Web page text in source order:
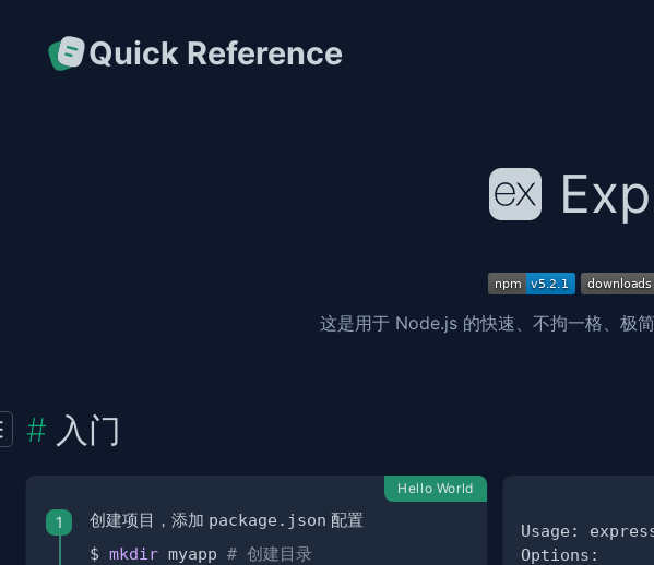
Quick Reference
这是用于 Node.js 的快速、不拘一格、极
入门
Hello World
创建项目，添加 package.json 配置
$ mkdir myapp # 创建目录
Usage: